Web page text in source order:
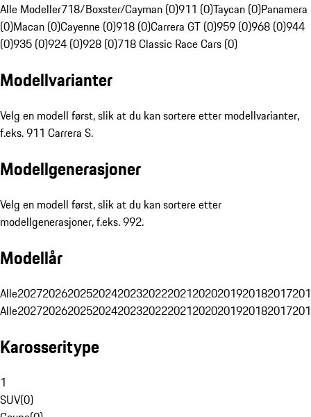
Alle Modeller718/Boxster/Cayman (0)911 (0)Taycan (0)Panamera
(0)Macan (0)Cayenne (0)918 (0)Carrera GT (0)959 (0)968 (0)944
(0)935 (0)924 (0)928 (0)718 Classic Race Cars (0)
Modellvarianter
Velg en modell først, slik at du kan sortere etter modellvarianter,
f.eks. 911 Carrera S.
Modellgenerasjoner
Velg en modell først, slik at du kan sortere etter
modellgenerasjoner, f.eks. 992.
Modellår
Alle20272026202520242023202220212020201920182017
Alle20272026202520242023202220212020201920182017
Karosseritype
1
SUV(0)